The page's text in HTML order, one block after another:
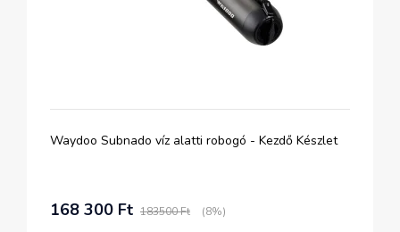
Waydoo Subnado víz alatti robogó - Kezdő Készlet
168 300 Ft 183500 Ft (8%)